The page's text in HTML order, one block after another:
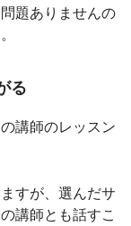
題ありませんの
る
講師のレッスン
すが、選んだサ
講師とも話すこ